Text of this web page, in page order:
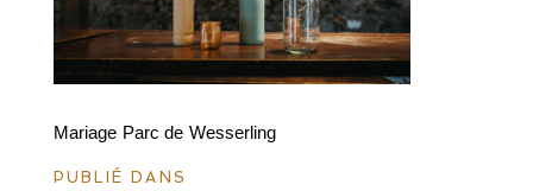
Mariage Parc de Wesserling
PUBLIÉ DANS